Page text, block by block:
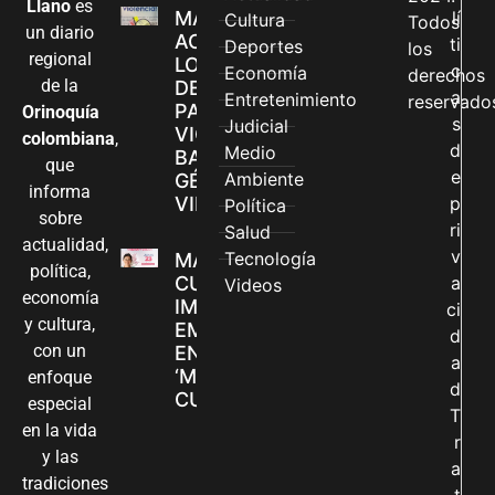
Llano es
un diario
regional
de la
Orinoquía
colombiana,
que
informa
sobre
actualidad,
política,
economía
y cultura,
con un
enfoque
especial
en la vida
y las
tradiciones
MÁS MUJERES
ACCEDEN A
LOS CANALES
DE ATENCIÓN
PARA
VIOLENCIAS
BASADAS EN
GÉNERO EN
VILLAVICENCIO
MADRES
CUIDADORAS
IMPULSAN SUS
EMPRENDIMIENTOS
EN LA FERIA
‘MANOS QUE
CUIDAN Y CREAN’
Cultura
Deportes
Economía
Entretenimiento
Judicial
Medio
Ambiente
Política
Salud
Tecnología
Videos
Todos
los
derechos
lí
ti
c
a
s
d
e
p
ri
v
a
ci
d
a
d
T
r
a